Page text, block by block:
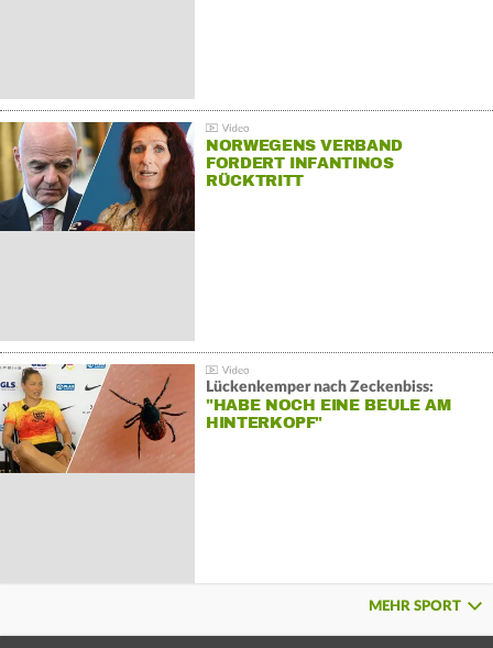
NORWEGENS VERBAND
FORDERT INFANTINOS
RÜCKTRITT
Lückenkemper nach Zeckenbiss:
"HABE NOCH EINE BEULE AM
HINTERKOPF"
MEHR SPORT